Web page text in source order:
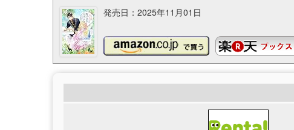
発売日：2025年11月01日